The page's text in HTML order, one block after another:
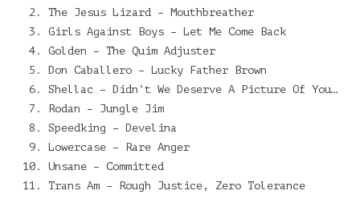
The Jesus Lizard – Mouthbreather
Girls Against Boys – Let Me Come Back
Golden – The Quim Adjuster
Don Caballero – Lucky Father Brown
Shellac – Didn’t We Deserve A Picture Of You…
Rodan – Jungle Jim
Speedking – Develina
Lowercase – Rare Anger
Unsane – Committed
Trans Am – Rough Justice, Zero Tolerance